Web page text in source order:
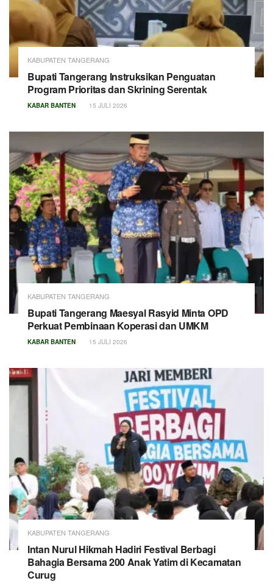
KABUPATEN TANGERANG
Bupati Tangerang Instruksikan Penguatan
Program Prioritas dan Skrining Serentak
KABAR BANTEN 15 JULI 2026
KABUPATEN TANGERANG
Bupati Tangerang Maesyal Rasyid Minta OPD
Perkuat Pembinaan Koperasi dan UMKM
KABAR BANTEN 15 JULI 2026
KABUPATEN TANGERANG
Intan Nurul Hikmah Hadiri Festival Berbagi
Bahagia Bersama 200 Anak Yatim di Kecamatan
Curug